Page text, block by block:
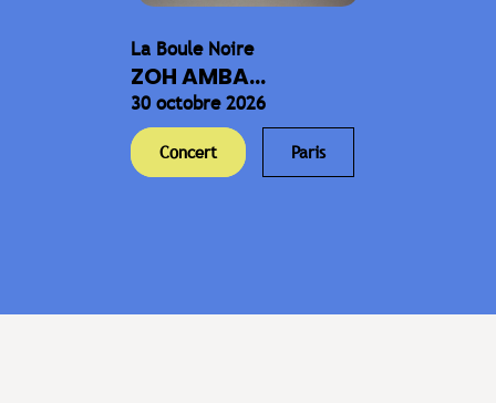
La Boule Noire
ZOH AMBA...
30 octobre 2026
Concert Paris